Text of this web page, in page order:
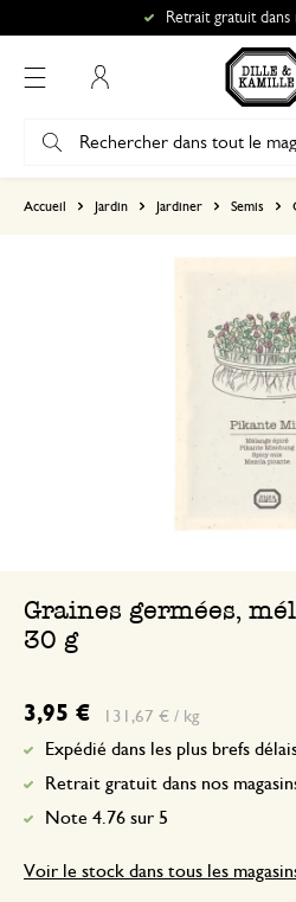
Retrait gratuit dans
Accueil Jardin Jardiner Semis
Graines germées,
30 g
3,95 € 131,67 € / kg
Expédié dans les plus brefs
Retrait gratuit dans nos
Note 4.76 sur 5
Voir le stock dans tous les